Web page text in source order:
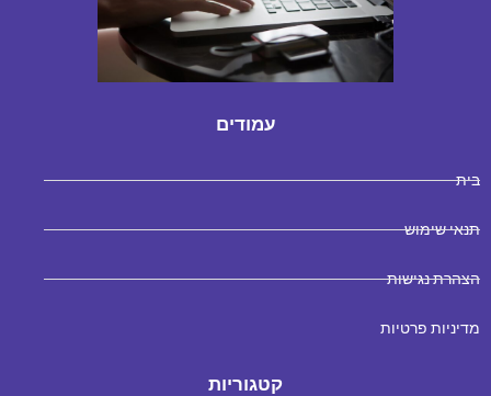
עמודים
בית
תנאי שימוש
הצהרת נגישות
מדיניות פרטיות
קטגוריות